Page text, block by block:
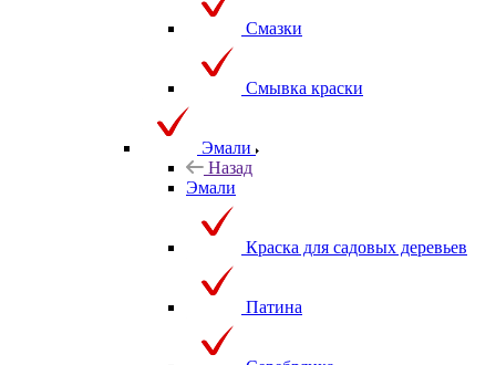
Смазки
Смывка краски
Эмали
Назад
Эмали
Краска для садовых деревьев
Патина